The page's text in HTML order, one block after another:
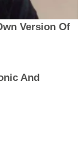
Version Of
And